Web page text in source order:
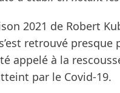
2021 de Robert
retrouvé presque
appelé à la
par le Covid-19.